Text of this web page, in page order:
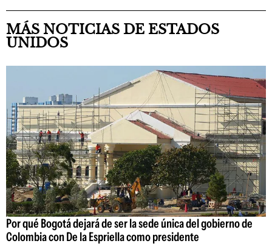
MÁS NOTICIAS DE ESTADOS
UNIDOS
Por qué Bogotá dejará de ser la sede única del gobierno de
Colombia con De la Espriella como presidente